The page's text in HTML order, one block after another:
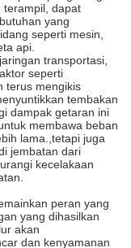
terampil, dapat
yang
seperti mesin,
api.
transportasi,
seperti
terus mengikis
tembakan
dampak getaran ini
membawa beban
lama.,tetapi juga
jembatan dari
kecelakaan
peran yang
yang dihasilkan
akan
dan kenyamanan